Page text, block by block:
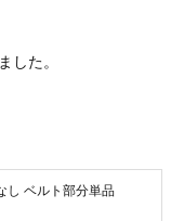
した。
し ベルト部分単品